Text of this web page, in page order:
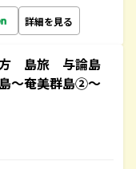
詳細を見る
方 島旅 与論島
～奄美群島②～